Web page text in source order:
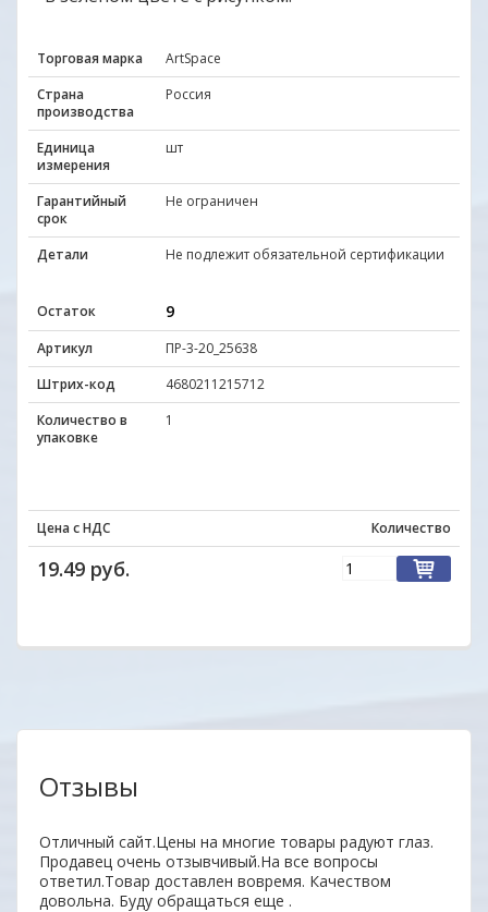
Торговая марка
ArtSpace
Страна
производства
Россия
Единица
измерения
шт
Гарантийный
срок
Не ограничен
Детали Не подлежит обязательной сертификации
Остаток 9
Артикул
ПР-3-20_25638
Штрих-код
4680211215712
Количество в
упаковке
1
Цена с НДС Количество
19.49 руб.
Отзывы
Отличный сайт.Цены на многие товары радуют глаз.
Продавец очень отзывчивый.На все вопросы
ответил.Товар доставлен вовремя. Качеством
довольна. Буду обращаться еще .